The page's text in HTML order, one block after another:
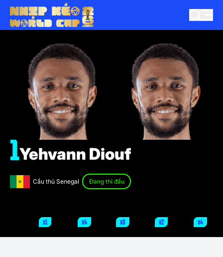
Cầu thủ Senegal Đang thi đấu
1Yehvann Diouf
x1 x4 x8 x2 x4